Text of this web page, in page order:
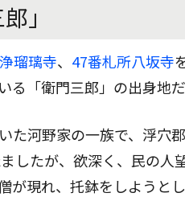
」
瑠璃寺、 47番札所八坂寺
「衛門三郎」の出身地だ
た河野家の一族で、浮穴
したが、欲深く、民の人
が現れ、托鉢をしようと